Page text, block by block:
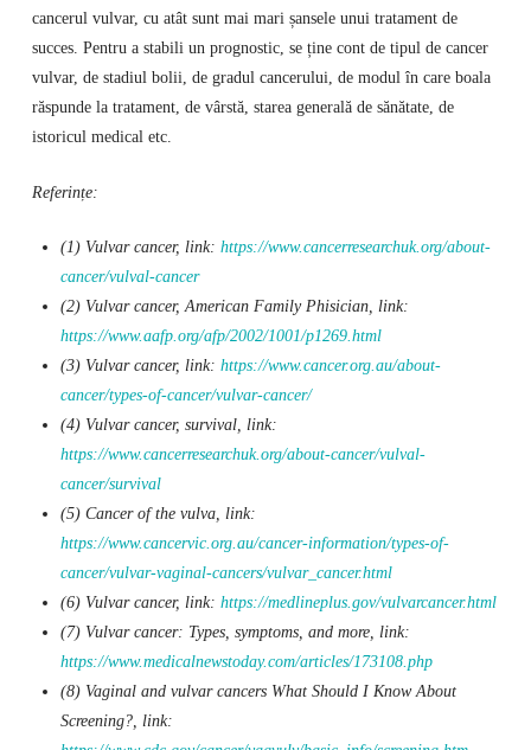
cancerul vulvar, cu atât sunt mai mari șansele unui tratament de
succes. Pentru a stabili un prognostic, se ține cont de tipul de cancer
vulvar, de stadiul bolii, de gradul cancerului, de modul în care boala
răspunde la tratament, de vârstă, starea generală de sănătate, de
istoricul medical etc.
Referințe:
(1) Vulvar cancer, link: https://www.cancerresearchuk.org/about-
cancer/vulval-cancer
(2) Vulvar cancer, American Family Phisician, link:
https://www.aafp.org/afp/2002/1001/p1269.html
(3) Vulvar cancer, link: https://www.cancer.org.au/about-
cancer/types-of-cancer/vulvar-cancer/
(4) Vulvar cancer, survival, link:
https://www.cancerresearchuk.org/about-cancer/vulval-
cancer/survival
(5) Cancer of the vulva, link:
https://www.cancervic.org.au/cancer-information/types-of-
cancer/vulvar-vaginal-cancers/vulvar_cancer.html
(6) Vulvar cancer, link: https://medlineplus.gov/vulvarcancer.html
(7) Vulvar cancer: Types, symptoms, and more, link:
https://www.medicalnewstoday.com/articles/173108.php
(8) Vaginal and vulvar cancers What Should I Know About
Screening?, link: